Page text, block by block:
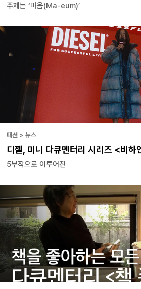
주제는 ‘마음(Ma-eum)’
패션 > 뉴스
디젤, 미니 다큐멘터리 시리즈 <비하
5부작으로 이루어진